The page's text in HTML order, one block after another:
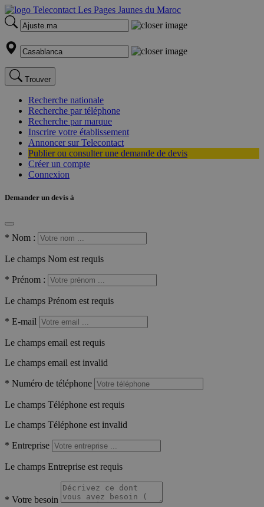
Trouver
Recherche nationale
Recherche par téléphone
Recherche par marque
Inscrire votre établissement
Annoncer sur Telecontact
Publier ou consulter une demande de devis
Créer un compte
Connexion
Demander un devis à
* Nom :
Le champs Nom est requis
* Prénom :
Le champs Prénom est requis
* E-mail
Le champs email est requis
Le champs email est invalid
* Numéro de téléphone
Le champs Téléphone est requis
Le champs Téléphone est invalid
* Entreprise
Le champs Entreprise est requis
* Votre besoin